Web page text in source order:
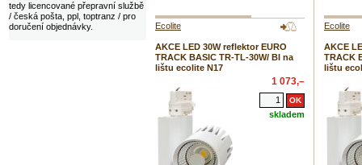
Ecolite
AKCE LED 30W reflektor EURO
TRACK BASIC TR-TL-30W/ BI na
lištu ecolite N17
1 073,–
skladem
Ecolite
AKCE
TRACK
lištu
tedy licencované přepravní službě
/ česká pošta, ppl, toptranz / pro
doručení objednávky.